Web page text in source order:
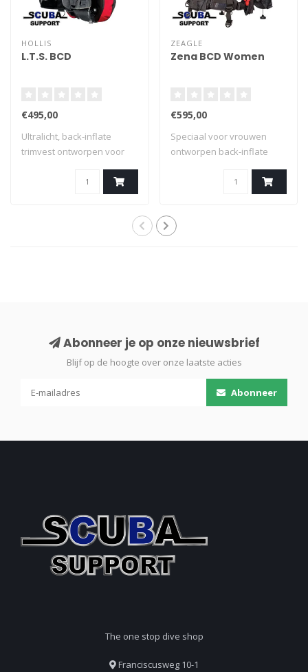
HOLLIS
L.T.S. BCD
€495,00
Ultralicht, back-inflate
trimvest ontworpen voor
ZEAGLE
Zena BCD Women
€595,00
Speciaal voor vrouwen
ontworpen back-inflate
Abonneer je op onze nieuwsbrief
Blijf op de hoogte over onze laatste acties
Abonneer
The one stop dive shop
Franciscusweg 10-1